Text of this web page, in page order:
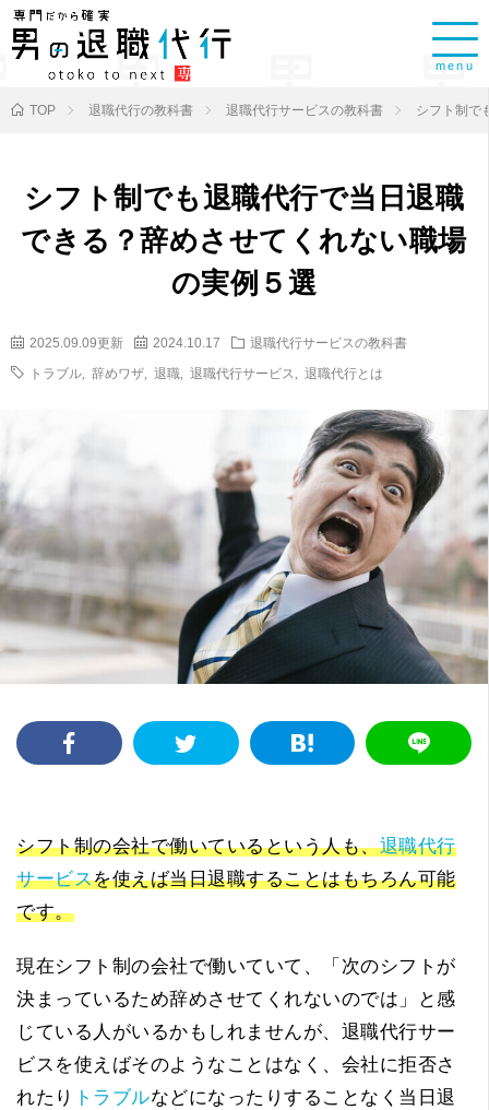
menu
TOP 退職代行の教科書 退職代行サービスの教科書 シフト制で
シフト制でも退職代行で当日退職
できる？辞めさせてくれない職場
の実例５選
2025.09.09更新 2024.10.17 退職代行サービスの教科書
トラブル 辞めワザ 退職 退職代行サービス 退職代行とは
シフト制の会社で働いているという人も、退職代行
サービスを使えば当日退職することはもちろん可能
です。
現在シフト制の会社で働いていて、「次のシフトが
決まっているため辞めさせてくれないのでは」と感
じている人がいるかもしれませんが、退職代行サー
ビスを使えばそのようなことはなく、会社に拒否さ
れたり
トラブルなどになったりすることなく当日退